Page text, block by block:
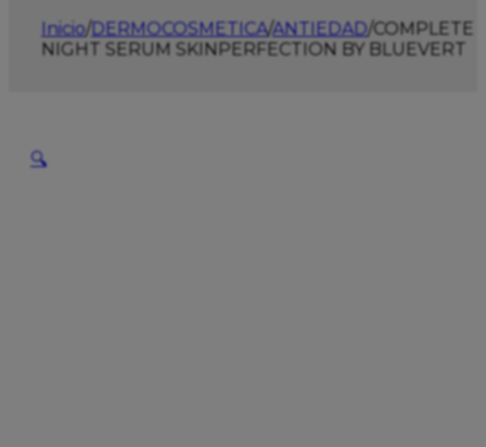
Inicio/DERMOCOSMETICA/ANTIEDAD/COMPLETE
NIGHT SERUM SKINPERFECTION BY BLUEVERT
🔍